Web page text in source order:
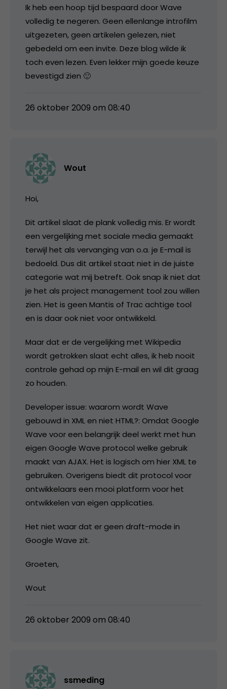
Ik heb een hoop tijd bespaard door Wave
volledig te negeren. Geen ellenlange introfilm
uitgezeten, geen artikelen gelezen, niet
gebedeld om een invite. Deze blog wilde ik
toch even lezen. Even lekker mijn goede keuze
bevestigd zien 🙂
26 oktober 2009 om 08:40
Wout
Hoi,
Dit artikel slaat de plank volledig mis. Er wordt
een vergelijking met sociale media gemaakt
terwijl het als vervanging van o.a. je E-mail is
bedoeld. Dus dit artikel staat niet in de juiste
categorie wat mij betreft. Ook snap ik niet dat
je het als project management tool zou willen
zien. Het is geen Mantis of Trac achtige tool
en is daar ook niet voor ontwikkeld.
Maar dat er de vergelijking met Wikipedia
wordt getrokken slaat echt alles, ik heb nooit
controle gehad op mijn E-mail en wil dit graag
zo houden.
Developer issue: waarom wordt Wave
gebouwd in XML en niet HTML?: Omdat Google
Wave voor een belangrijk deel werkt met hun
eigen Google Wave protocol welke gebruik
maakt van AJAX. Het is logisch om hier XML te
gebruiken. Overigens biedt dit protocol voor
ontwikkelaars een mooi platform voor het
ontwikkelen van eigen applicaties.
Het niet waar dat er geen draft-mode in
Google Wave zit.
Groeten,
Wout
26 oktober 2009 om 08:40
ssmeding